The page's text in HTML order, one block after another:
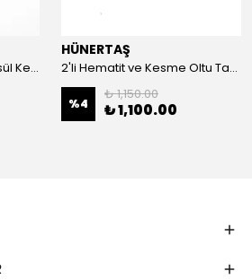
14 Ayar Altın İşleme Kapsül Kesim Oltu Taşı Tespih
HÜNERTAŞ
2'li Hematit ve Kesme Oltu Taşı Bileklik
%4
₺ 1,150.00
₺ 1,100.00